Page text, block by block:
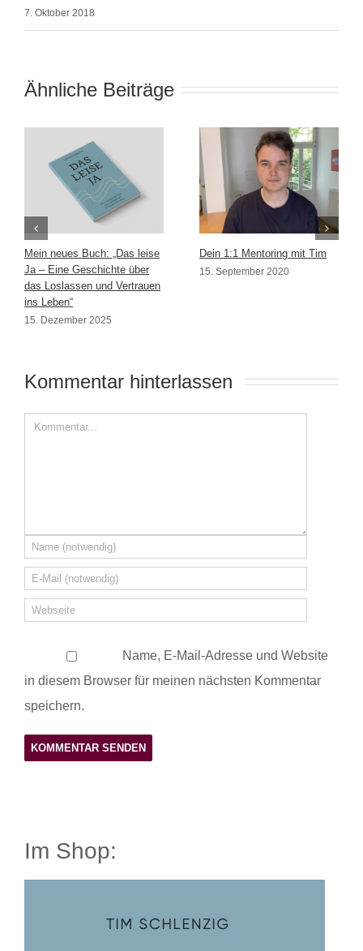
7. Oktober 2018
Ähnliche Beiträge
Mein neues Buch: „Das leise
Ja – Eine Geschichte über
das Loslassen und Vertrauen
ins Leben“
15. Dezember 2025
Dein 1:1 Mentoring mit Tim
15. September 2020
Kommentar hinterlassen
Name, E-Mail-Adresse und Website
in diesem Browser für meinen nächsten Kommentar
speichern.
Im Shop: